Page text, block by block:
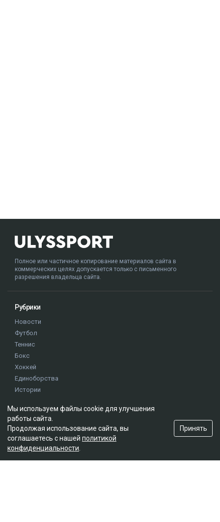
Полное или частичное копирование материалов сайта в
коммерческих целях допускается только с письменного
разрешения владельца сайта.
Рубрики
Новости
Футбол
Теннис
Бокс
Хоккей
Единоборства
Истории
Редакция
О проекте
Мы используем файлы cookie для улучшения
работы сайта.
Продолжая использование сайта, вы
соглашаетесь с нашей политикой
конфиденциальности
Принять